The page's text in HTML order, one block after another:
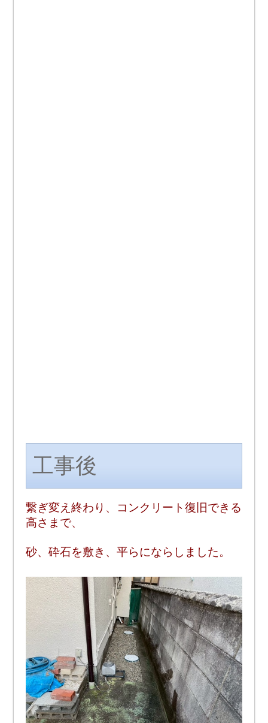
工事後
繋ぎ変え終わり、コンクリート復旧できる
高さまで、
砂、砕石を敷き、平らにならしました。